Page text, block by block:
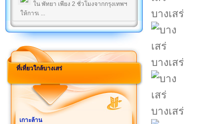
ใน พัทยา เพียง 2 ชั่วโมงจากกรุงเทพฯ
ให้การเ ...
ที่เที่ยวใกล้บางเสร่
เกาะล้าน
บางเสร่
บางเสร่
บางเสร่